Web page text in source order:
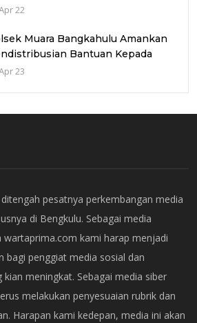
22
Muara Bangkahulu Amankan
Bantuan Kepada
23
pesatnya perkembangan media
di Bengkulu. Sebagai media
wartaprima.com kami harap menjadi
bagi penggiat media sosial dan
meningkat. Sebagai media siber
melakukan penyesuaian rubrik dan
Harapan kami kedepan, media ini akan